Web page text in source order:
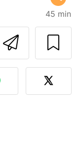
45 min
o autor